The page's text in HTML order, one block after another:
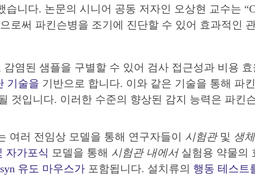
니다. 논문의 시니어 공동 저자인 오상현 교수는
로써 파킨슨병을 조기에 진단할 수 있어 효과적인
염된 샘플을 구별할 수 있어 검사 접근성과 비용
기술을 기반으로 합니다. 이와 같은 기술을 통해 파
것입니다. 이러한 수준의 향상된 감지 능력은 파
여러 전임상 모델을 통해 연구자들이
시험관및 생체
자가포식 모델을 통해 시험관 내에서실험용 약물의
유도 마우스가 포함됩니다. 설치류의 행동 테스트